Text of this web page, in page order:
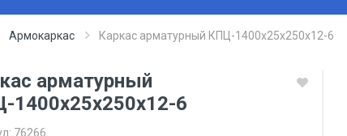
Армокаркас Каркас арматурный КПЦ-1400х25х250х12-6
арматурный
1400х25х250х12-6
76266